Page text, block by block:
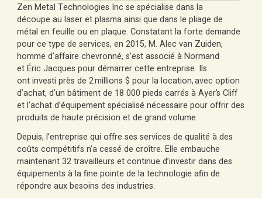
Zen Metal Technologies Inc se spécialise dans la
découpe au laser et plasma ainsi que dans le pliage de
métal en feuille ou en plaque. Constatant la forte demande
pour ce type de services, en 2015, M. Alec van Zuiden,
homme d’affaire chevronné, s’est associé à Normand
et Éric Jacques pour démarrer cette entreprise. Ils
ont investi près de 2 millions $ pour la location, avec option
d’achat, d’un bâtiment de 18 000 pieds carrés à Ayer’s Cliff
et l’achat d’équipement spécialisé nécessaire pour offrir des
produits de haute précision et de grand volume.
Depuis, l’entreprise qui offre ses services de qualité à des
coûts compétitifs n’a cessé de croître. Elle embauche
maintenant 32 travailleurs et continue d’investir dans des
équipements à la fine pointe de la technologie afin de
répondre aux besoins des industries.